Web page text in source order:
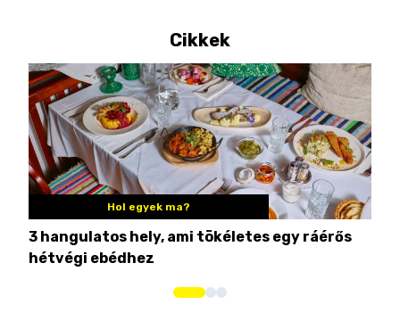
Cikkek
Hol egyek ma?
3 hangulatos hely, ami tökéletes egy ráérős
hétvégi ebédhez